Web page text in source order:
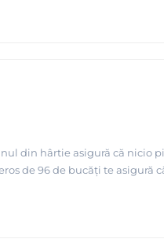
din hârtie asigură că nicio
de 96 de bucăți te asigură